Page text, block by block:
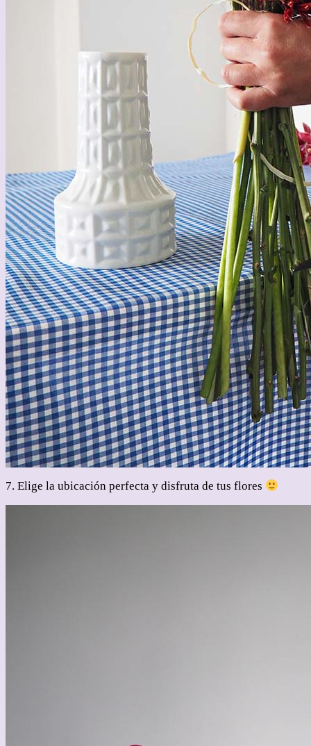
7. Elige la ubicación perfecta y disfruta de tus flores